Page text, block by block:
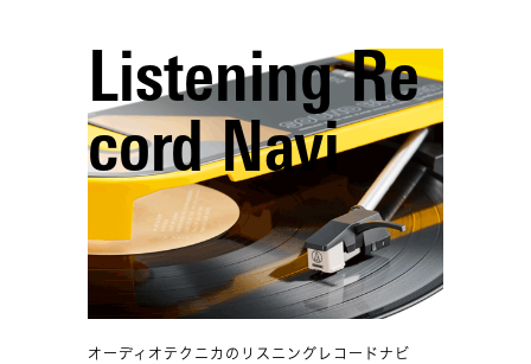
Listening Re
cord Navi
オーディオテクニカのリスニングレコードナビ